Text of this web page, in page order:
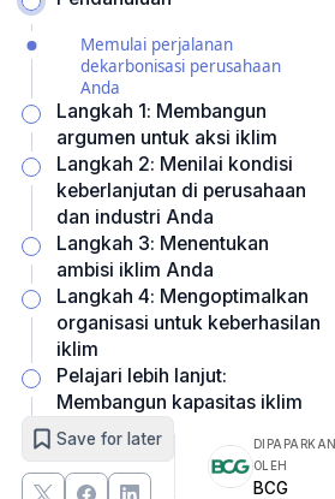
Memulai perjalanan
dekarbonisasi perusahaan
Anda
Langkah 1: Membangun
argumen untuk aksi iklim
Langkah 2: Menilai kondisi
keberlanjutan di perusahaan
dan industri Anda
Langkah 3: Menentukan
ambisi iklim Anda
Langkah 4: Mengoptimalkan
organisasi untuk keberhasilan
iklim
Pelajari lebih lanjut:
Membangun kapasitas iklim
Save for later
DIPAPARKAN
OLEH
BCG